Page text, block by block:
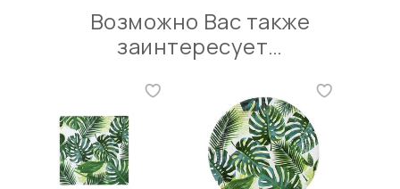
Возможно Вас также
заинтересует…